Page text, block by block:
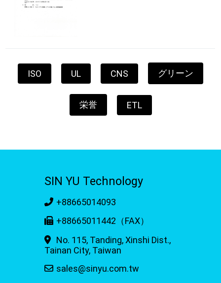
ISO UL CNS グリーン
栄誉 ETL
SIN YU Technology
+88665014093
+88665011442（FAX）
No. 115, Tanding, Xinshi Dist.,
Tainan City, Taiwan
sales@sinyu.com.tw